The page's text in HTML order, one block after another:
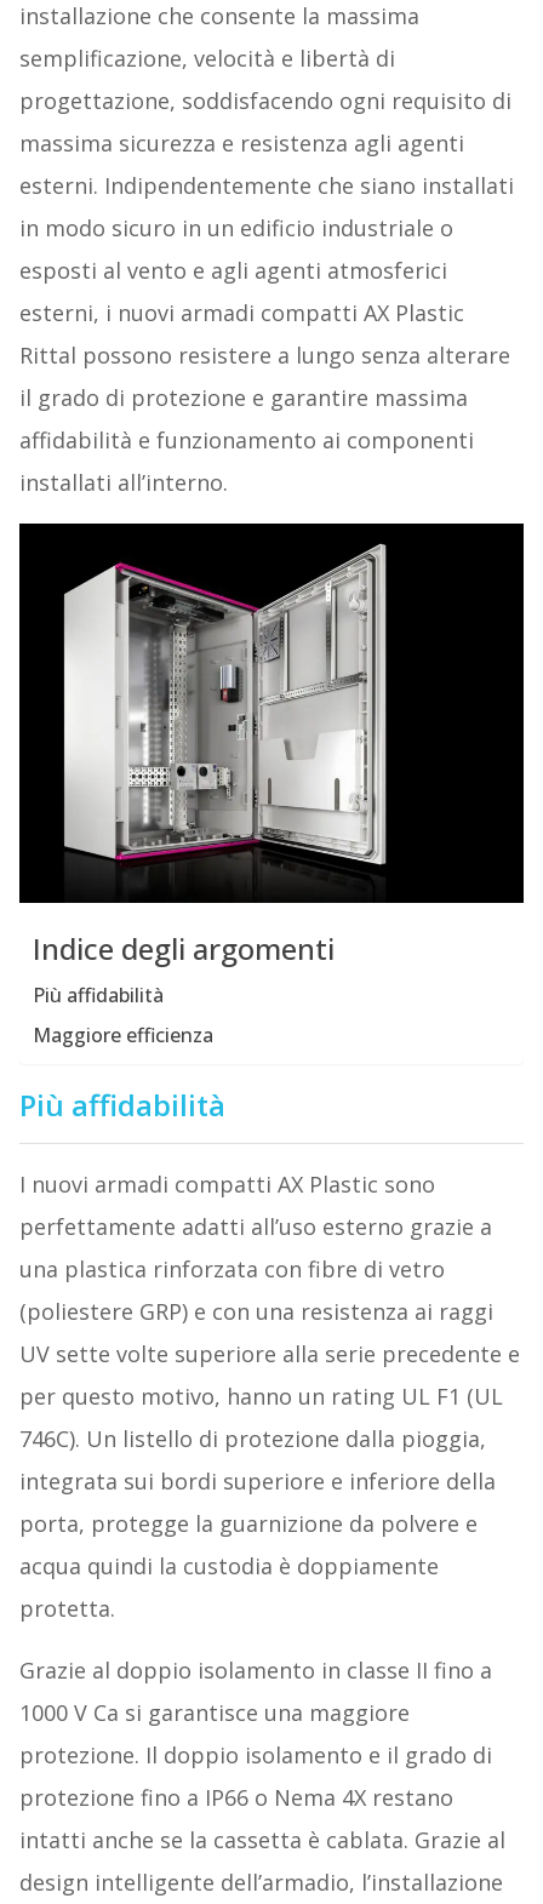
installazione che consente la massima
semplificazione, velocità e libertà di
progettazione, soddisfacendo ogni requisito di
massima sicurezza e resistenza agli agenti
esterni. Indipendentemente che siano installati
in modo sicuro in un edificio industriale o
esposti al vento e agli agenti atmosferici
esterni, i nuovi armadi compatti AX Plastic
Rittal possono resistere a lungo senza alterare
il grado di protezione e garantire massima
affidabilità e funzionamento ai componenti
installati all’interno.
Indice degli argomenti
Più affidabilità
Maggiore efficienza
Più affidabilità
I nuovi armadi compatti AX Plastic sono
perfettamente adatti all’uso esterno grazie a
una plastica rinforzata con fibre di vetro
(poliestere GRP) e con una resistenza ai raggi
UV sette volte superiore alla serie precedente e
per questo motivo, hanno un rating UL F1 (UL
746C). Un listello di protezione dalla pioggia,
integrata sui bordi superiore e inferiore della
porta, protegge la guarnizione da polvere e
acqua quindi la custodia è doppiamente
protetta.
Grazie al doppio isolamento in classe II fino a
1000 V Ca si garantisce una maggiore
protezione. Il doppio isolamento e il grado di
protezione fino a IP66 o Nema 4X restano
intatti anche se la cassetta è cablata. Grazie al
design intelligente dell’armadio, l’installazione